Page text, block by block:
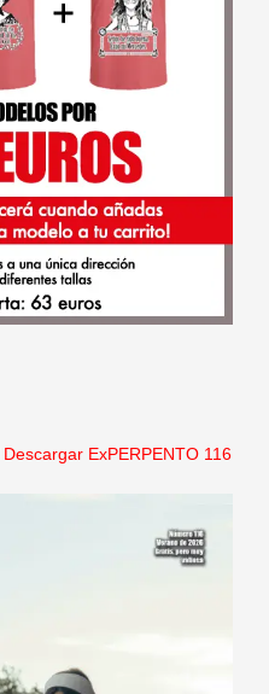
Descargar ExPERPENTO 116